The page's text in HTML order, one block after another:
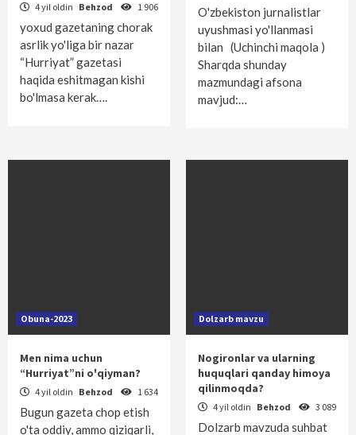
4 yil oldin Behzod 1 906
yoxud gazetaning chorak
asrlik yo'liga bir nazar
“Hurriyat” gazetasi
haqida eshitmagan kishi
bo'lmasa kerak….
O'zbekiston jurnalistlar
uyushmasi yo'llanmasi
bilan (Uchinchi maqola )
Sharqda shunday
mazmundagi afsona
mavjud:…
Obuna-2023
Men nima uchun
“Hurriyat”ni o'qiyman?
4 yil oldin Behzod 1 634
Bugun gazeta chop etish
o'ta oddiy, ammo qiziqarli,
Dolzarb mavzu
Nogironlar va ularning
huquqlari qanday himoya
qilinmoqda?
4 yil oldin Behzod 3 089
Dolzarb mavzuda suhbat